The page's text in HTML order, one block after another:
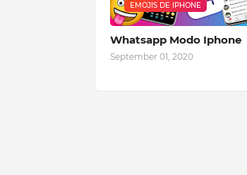
EMOJIS DE IPHONE
Whatsapp Modo Iphone
September 01, 2020